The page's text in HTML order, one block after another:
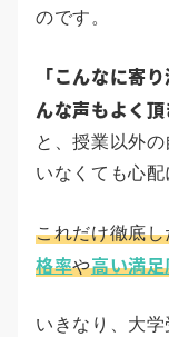
のです。
「こんなに寄
んな声もよく
と、授業以外
いなくても心配
これだけ徹底
格率や高い満
いきなり、大